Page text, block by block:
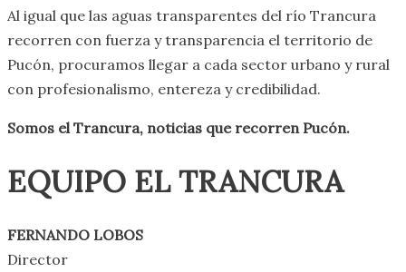
Al igual que las aguas transparentes del río Trancura
recorren con fuerza y transparencia el territorio de
Pucón, procuramos llegar a cada sector urbano y rural
con profesionalismo, entereza y credibilidad.
Somos el Trancura, noticias que recorren Pucón.
EQUIPO EL TRANCURA
FERNANDO LOBOS
Director